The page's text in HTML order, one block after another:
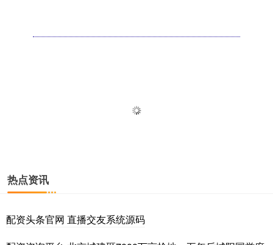
热点资讯
配资头条官网 直播交友系统源码